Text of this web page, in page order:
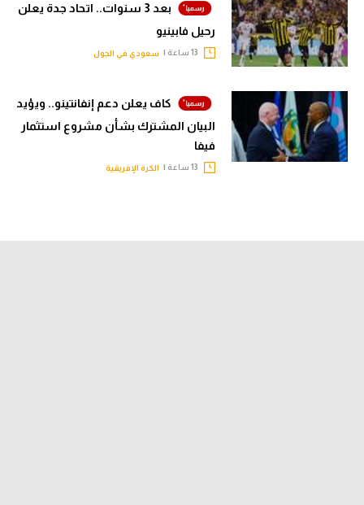
بعد 3 سنوات.. اتحاد جدة يعلن
رحيل فابينيو
سعودي في الجول
كاف يعلن دعم إنفانتينو.. ويؤيد
البيان المشترك بشأن مشروع استثمار
فيفا
الكرة الإفريقية